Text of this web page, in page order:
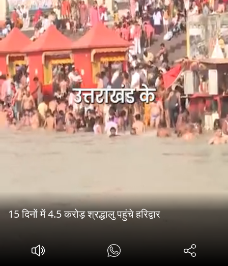
15 दिनों में 4.5 करोड़ श्रद्धालु पहुंचे हरिद्वार